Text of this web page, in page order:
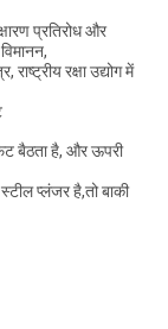
प्रतिरोध और
रक्षा उद्योग में
बैठता है, और ऊपरी
प्लंजर है,तो बाकी